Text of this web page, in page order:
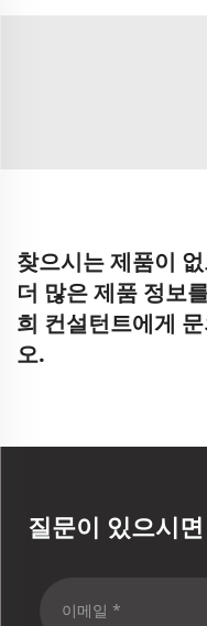
찾으시는 제품이
더 많은 제품 정보
희 컨설턴트에게
오.
질문이 있으시